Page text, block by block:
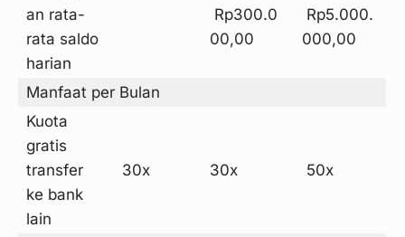
an rata-
rata saldo
harian
Rp300.0
00,00
Rp5.000.
000,00
Manfaat per Bulan
Kuota
gratis
transfer
ke bank
lain
30x 30x 50x